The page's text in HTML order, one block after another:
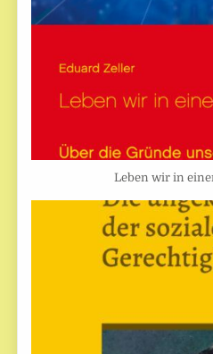
Leben wir in